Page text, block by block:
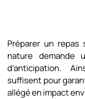
Préparer un
nature demande
d’anticipation.
suffisent pour
allégé en impact